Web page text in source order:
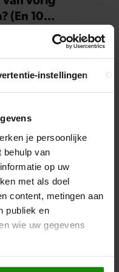
instellingen
je persoonlijke
behulp van
op uw
met als doel
content, metingen aan
publiek en
wie uw gegevens
(En 10
insmeren)
in de